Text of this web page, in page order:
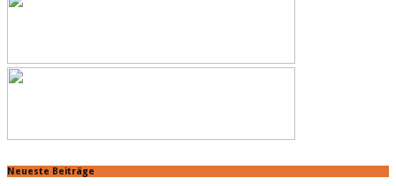
Neueste Beiträge